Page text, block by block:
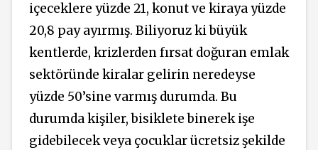
içeceklere yüzde 21, konut ve kiraya yüzde
20,8 pay ayırmış. Biliyoruz ki büyük
kentlerde, krizlerden fırsat doğuran emlak
sektöründe kiralar gelirin neredeyse
yüzde 50’sine varmış durumda. Bu
durumda kişiler, bisiklete binerek işe
gidebilecek veya çocuklar ücretsiz şekilde